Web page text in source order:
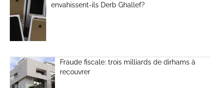
envahissent-ils Derb Ghallef?
Fraude fiscale: trois milliards de dirhams à
recouvrer